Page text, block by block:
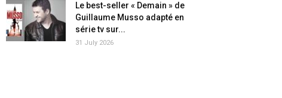
Le best-seller « Demain » de
Guillaume Musso adapté en
série tv sur...
31 July 2026